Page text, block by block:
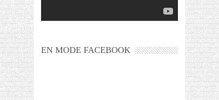
EN MODE FACEBOOK